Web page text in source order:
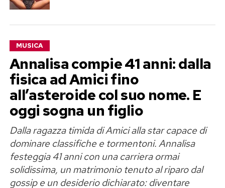
MUSICA
Annalisa compie 41 anni: dalla
fisica ad Amici fino
all’asteroide col suo nome. E
oggi sogna un figlio
Dalla ragazza timida di Amici alla star capace di
dominare classifiche e tormentoni. Annalisa
festeggia 41 anni con una carriera ormai
solidissima, un matrimonio tenuto al riparo dal
gossip e un desiderio dichiarato: diventare